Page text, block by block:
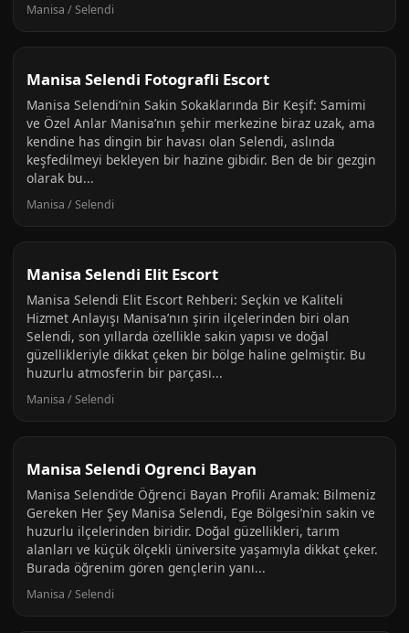
Manisa / Selendi
Manisa Selendi Fotografli Escort
Manisa Selendi’nin Sakin Sokaklarında Bir Keşif: Samimi
ve Özel Anlar Manisa’nın şehir merkezine biraz uzak, ama
kendine has dingin bir havası olan Selendi, aslında
keşfedilmeyi bekleyen bir hazine gibidir. Ben de bir gezgin
olarak bu...
Manisa / Selendi
Manisa Selendi Elit Escort
Manisa Selendi Elit Escort Rehberi: Seçkin ve Kaliteli
Hizmet Anlayışı Manisa’nın şirin ilçelerinden biri olan
Selendi, son yıllarda özellikle sakin yapısı ve doğal
güzellikleriyle dikkat çeken bir bölge haline gelmiştir. Bu
huzurlu atmosferin bir parçası...
Manisa / Selendi
Manisa Selendi Ogrenci Bayan
Manisa Selendi’de Öğrenci Bayan Profili Aramak: Bilmeniz
Gereken Her Şey Manisa Selendi, Ege Bölgesi’nin sakin ve
huzurlu ilçelerinden biridir. Doğal güzellikleri, tarım
alanları ve küçük ölçekli üniversite yaşamıyla dikkat çeker.
Burada öğrenim gören gençlerin yanı...
Manisa / Selendi